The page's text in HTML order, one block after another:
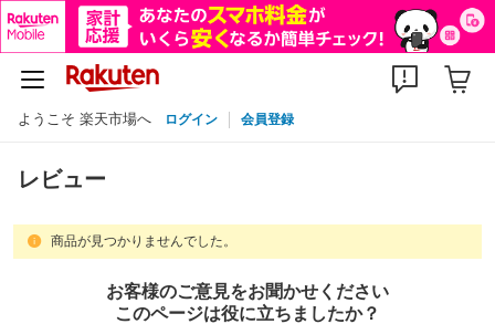
ようこそ 楽天市場へ ログイン 会員登録
レビュー
商品が見つかりませんでした。
お客様のご意見をお聞かせください
このページは役に立ちましたか？